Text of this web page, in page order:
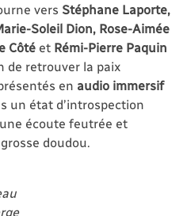
vers Stéphane Laporte,
Soleil Dion, Rose-Aimée
Côté et Rémi-Pierre Paquin
de retrouver la paix
en audio immersif
un état d’introspection
écoute feutrée et
doudou.